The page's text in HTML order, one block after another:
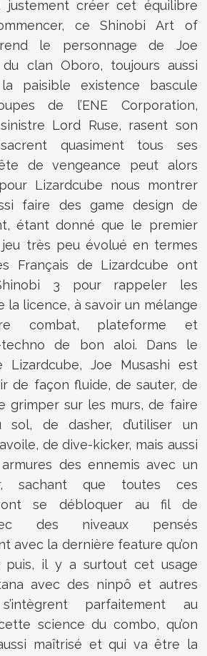
justement créer cet équilibre
ce Shinobi Art of
le personnage de Joe
du clan Oboro, toujours aussi
paisible existence bascule
de l’ENE Corporation,
Lord Ruse, rasent son
quasiment tous ses
de vengeance peut alors
Lizardcube nous montrer
faire des game design de
étant donné que le premier
très peu évolué en termes
Français de Lizardcube ont
3 pour rappeler les
la licence, à savoir un mélange
combat, plateforme et
techno de bon aloi. Dans le
Lizardcube, Joe Musashi est
de façon fluide, de sauter, de
grimper sur les murs, de faire
sol, de dasher, d’utiliser un
de dive-kicker, mais aussi
des ennemis avec un
sachant que toutes ces
se débloquer au fil de
des niveaux pensés
avec la dernière feature qu’on
puis, il y a surtout cet usage
avec des ninpô et autres
parfaitement au
science du combo, qu’on
maîtrisé et qui va être la